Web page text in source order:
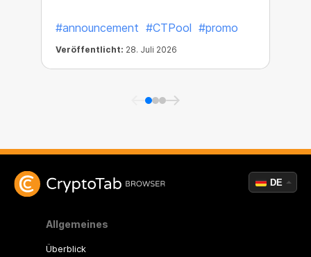
#announcement #CTPool #promo
Veröffentlicht: 28. Juli 2026
Allgemeines
Überblick
DE